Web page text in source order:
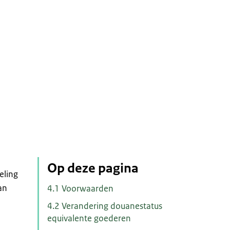
Op deze pagina
4.1 Voorwaarden
4.2 Verandering douanestatus
equivalente goederen